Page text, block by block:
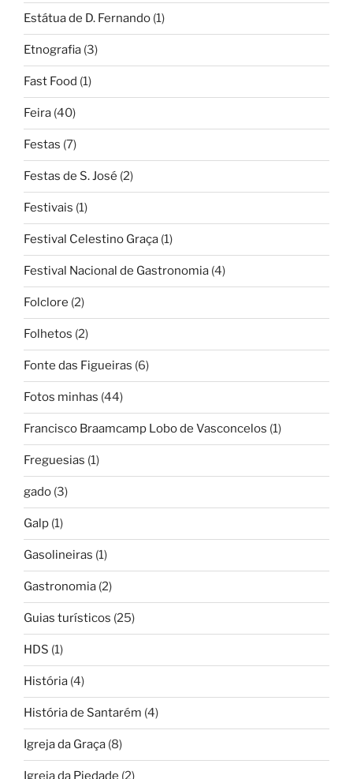
Estátua de D. Fernando (1)
Etnografia (3)
Fast Food (1)
Feira (40)
Festas (7)
Festas de S. José (2)
Festivais (1)
Festival Celestino Graça (1)
Festival Nacional de Gastronomia (4)
Folclore (2)
Folhetos (2)
Fonte das Figueiras (6)
Fotos minhas (44)
Francisco Braamcamp Lobo de Vasconcelos (1)
Freguesias (1)
gado (3)
Galp (1)
Gasolineiras (1)
Gastronomia (2)
Guias turísticos (25)
HDS (1)
História (4)
História de Santarém (4)
Igreja da Graça (8)
Igreja da Piedade (2)